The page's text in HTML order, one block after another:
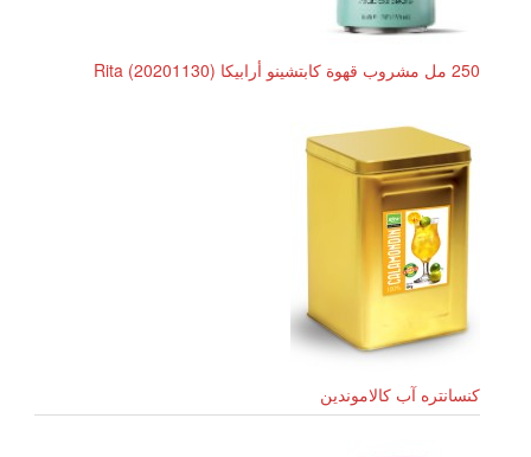
250 مل مشروب قهوة كابتشينو أرابيكا Rita (20201130)
کنسانتره آب کالاموندین